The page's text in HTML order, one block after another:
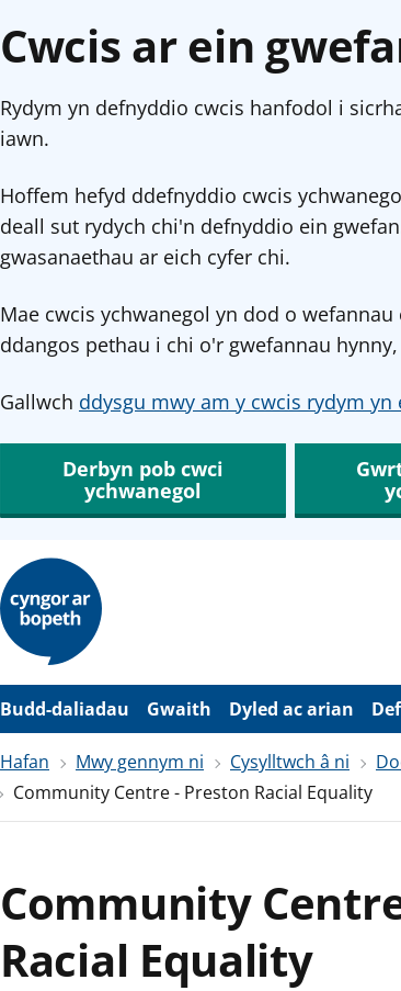
Cwcis ar ein
Rydym yn defnyddio cwcis hanfodol i
iawn.
Hoffem hefyd ddefnyddio cwcis
deall sut rydych chi'n defnyddio ein
gwasanaethau ar eich cyfer chi.
Mae cwcis ychwanegol yn dod o
ddangos pethau i chi o'r gwefannau
Gallwch ddysgu mwy am y cwcis rydym yn
Derbyn pob cwci
ychwanegol
Budd-daliadau Gwaith Dyled ac arian
Hafan Mwy gennym ni Cysylltwch â ni
Community Centre - Preston Racial Equality
Community
Racial Equality